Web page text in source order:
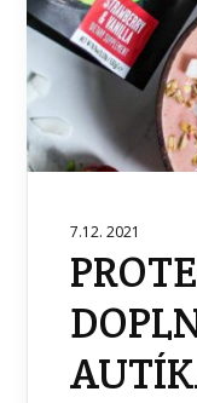
7.12. 2021